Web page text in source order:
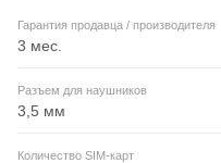
Гарантия продавца / производителя
3 мес.
Разъем для наушников
3,5 мм
Количество SIM-карт